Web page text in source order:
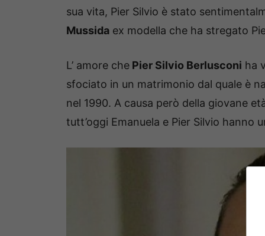
sua vita, Pier Silvio è stato
Mussida ex modella che ha stregato
L’ amore che Pier Silvio Berlusconi ha
sfociato in un matrimonio dal quale è
nel 1990. A causa però della giovane
tutt’oggi Emanuela e Pier Silvio hanno